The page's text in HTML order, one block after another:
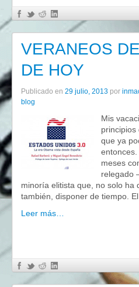
VERANEOS
DE HOY
Publicado en 29 julio, 2013 por
blog
Mis
principios
que ya
meses
relegado
minoría elitista que, no solo ha
también, disponer de tiempo.
Leer más…